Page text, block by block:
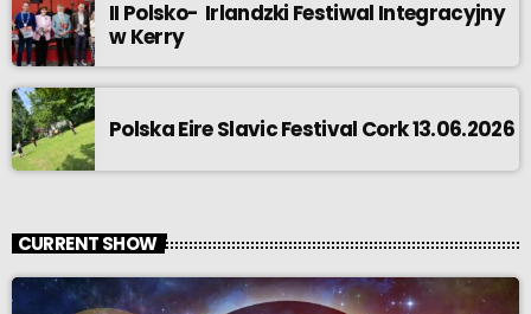
II Polsko- Irlandzki Festiwal Integracyjny
w Kerry
Polska Eire Slavic Festival Cork 13.06.2026
CURRENT SHOW